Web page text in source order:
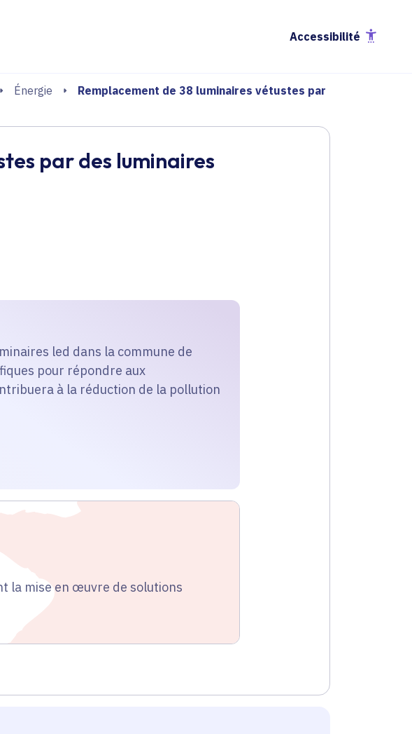
Accessibilité
Énergie
Remplacement de 38 luminaires vétustes par
par des luminaires
led dans la commune de
pour répondre aux
à la réduction de la pollution
la mise en œuvre de solutions